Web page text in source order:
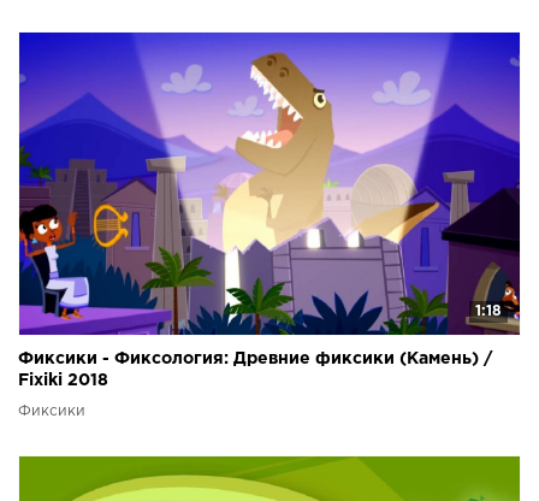
1:18
Фиксики - Фиксология: Древние фиксики (Камень) /
Fixiki 2018
Фиксики